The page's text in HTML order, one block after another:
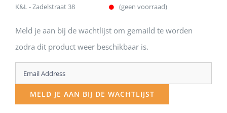
K&L - Zadelstraat 38 (geen voorraad)
Meld je aan bij de wachtlijst om gemaild te worden
zodra dit product weer beschikbaar is.
Enter
your
email
MELD JE AAN BIJ DE WACHTLIJST